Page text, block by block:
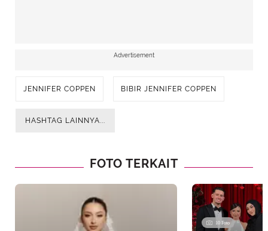
Advertisement
JENNIFER COPPEN BIBIR JENNIFER COPPEN
HASHTAG LAINNYA...
FOTO TERKAIT
10 Foto